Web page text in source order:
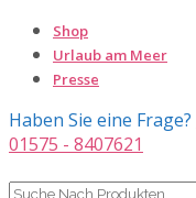
Shop
Urlaub am Meer
Presse
Haben Sie eine Frage?
01575 - 8407621